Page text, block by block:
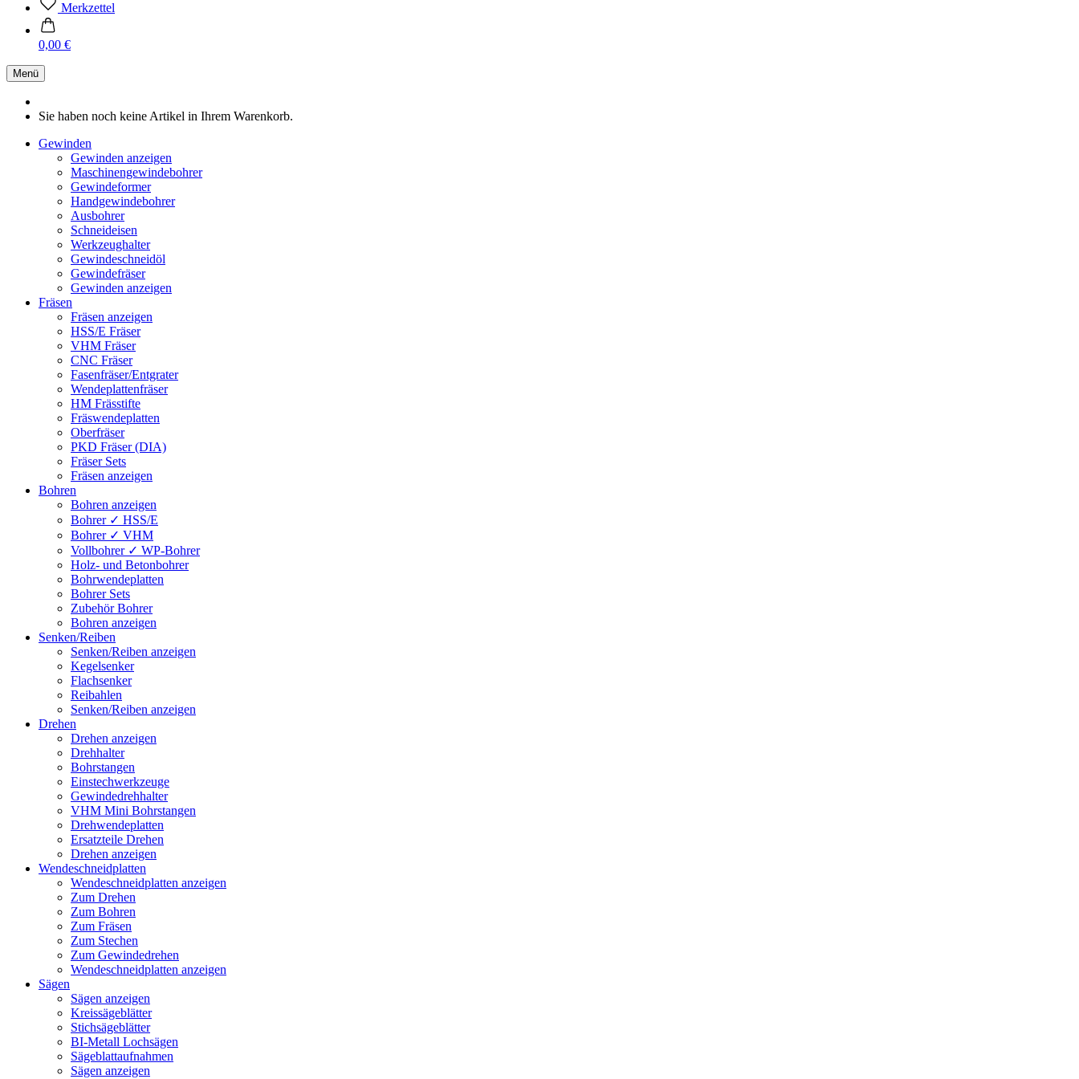
Merkzettel
0,00 €
Menü
Sie haben noch keine Artikel in Ihrem Warenkorb.
Gewinden
Gewinden anzeigen
Maschinengewindebohrer
Gewindeformer
Handgewindebohrer
Ausbohrer
Schneideisen
Werkzeughalter
Gewindeschneidöl
Gewindefräser
Gewinden anzeigen
Fräsen
Fräsen anzeigen
HSS/E Fräser
VHM Fräser
CNC Fräser
Fasenfräser/Entgrater
Wendeplattenfräser
HM Frässtifte
Fräswendeplatten
Oberfräser
PKD Fräser (DIA)
Fräser Sets
Fräsen anzeigen
Bohren
Bohren anzeigen
Bohrer ✓ HSS/E
Bohrer ✓ VHM
Vollbohrer ✓ WP-Bohrer
Holz- und Betonbohrer
Bohrwendeplatten
Bohrer Sets
Zubehör Bohrer
Bohren anzeigen
Senken/Reiben
Senken/Reiben anzeigen
Kegelsenker
Flachsenker
Reibahlen
Senken/Reiben anzeigen
Drehen
Drehen anzeigen
Drehhalter
Bohrstangen
Einstechwerkzeuge
Gewindedrehhalter
VHM Mini Bohrstangen
Drehwendeplatten
Ersatzteile Drehen
Drehen anzeigen
Wendeschneidplatten
Wendeschneidplatten anzeigen
Zum Drehen
Zum Bohren
Zum Fräsen
Zum Stechen
Zum Gewindedrehen
Wendeschneidplatten anzeigen
Sägen
Sägen anzeigen
Kreissägeblätter
Stichsägeblätter
BI-Metall Lochsägen
Sägeblattaufnahmen
Sägen anzeigen